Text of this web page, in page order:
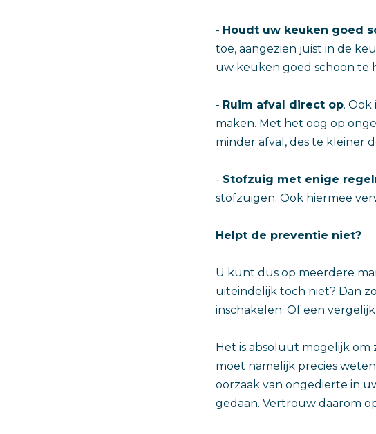
- Houdt uw keuken goed
toe, aangezien juist in de
uw keuken goed schoon te
- Ruim afval direct op.
maken. Met het oog op
minder afval, des te kleiner
- Stofzuig met enige
stofzuigen. Ook hiermee
Helpt de preventie niet?
U kunt dus op meerdere
uiteindelijk toch niet? Dan
inschakelen. Of een
Het is absoluut mogelijk om
moet namelijk precies
oorzaak van ongedierte in
gedaan. Vertrouw daarom